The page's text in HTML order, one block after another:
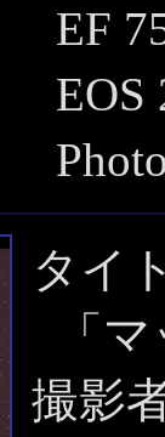
EF
EOS
タイ
「
撮影